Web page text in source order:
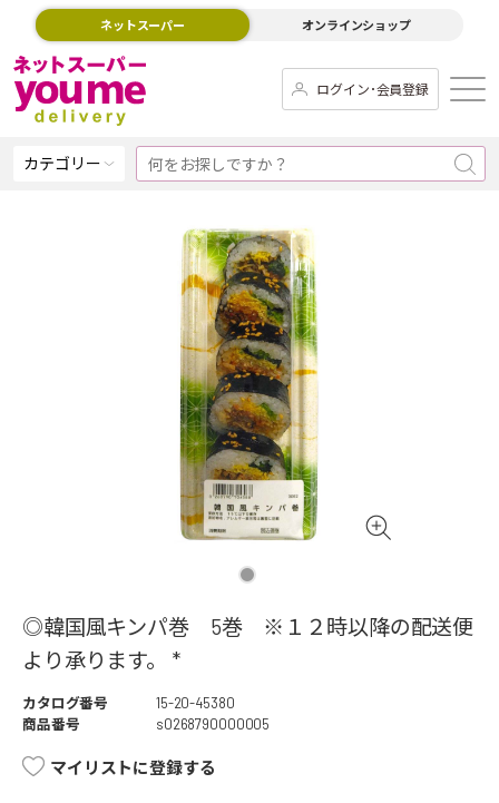
ネットスーパー オンラインショップ
ログイン･会員登録
カテゴリー
◎韓国風キンパ巻 5巻 ※１２時以降の配送便
より承ります。 *
カタログ番号
15-20-45380
商品番号
s0268790000005
マイリストに登録する